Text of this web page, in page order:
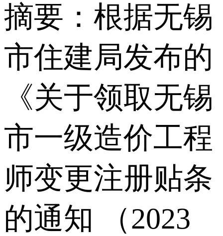
摘要：根据无锡
市住建局发布的
《关于领取无锡
市一级造价工程
师变更注册贴条
的通知 （2023